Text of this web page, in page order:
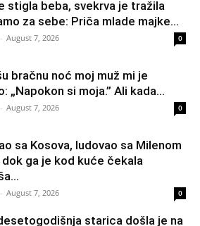
stigla beba, svekrva je tražila
za sebe: Priča mlade majke...
- August 7, 2026 0
bračnu noć moj muž mi je
„Napokon si moja.” Ali kada...
- August 7, 2026 0
sa Kosova, ludovao sa Milenom
dok ga je kod kuće čekala
- August 7, 2026 0
starica došla je na